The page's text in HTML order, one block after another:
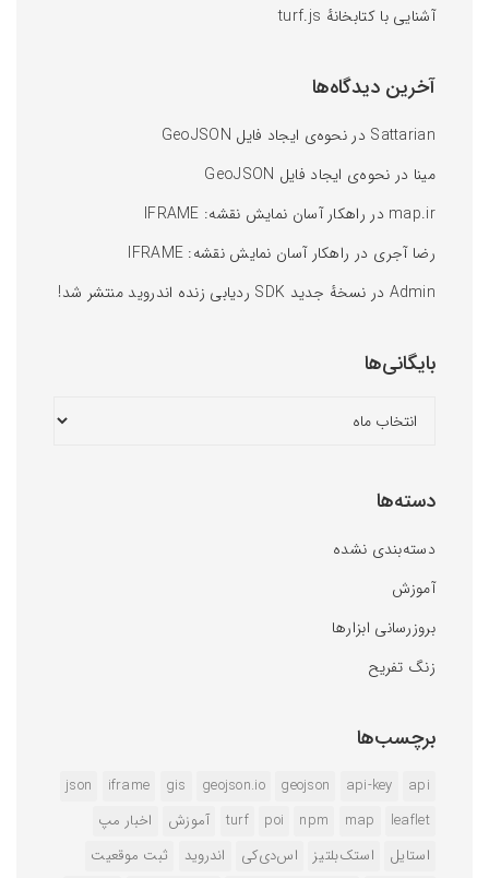
آشنایی با کتابخانه‌ٔ turf.js
آخرین دیدگاه‌ها
Sattarian در نحوه‌ی ایجاد فایل GeoJSON
مینا در نحوه‌ی ایجاد فایل GeoJSON
map.ir در راهکار آسان نمایش نقشه: IFRAME
رضا آجری در راهکار آسان نمایش نقشه: IFRAME
Admin در نسخهٔ جدید SDK ردیابی زنده اندروید منتشر شد!
بایگانی‌ها
دسته‌ها
دسته‌بندی نشده
آموزش
بروزرسانی ابزارها
زنگ تفریح
برچسب‌ها
api
api-key
geojson
geojson.io
gis
iframe
json
leaflet
map
npm
poi
turf آموزش
اخبار مپ
استایل
استک‌بلتیز اس‌دی‌کی اندروید
ثبت موقعیت